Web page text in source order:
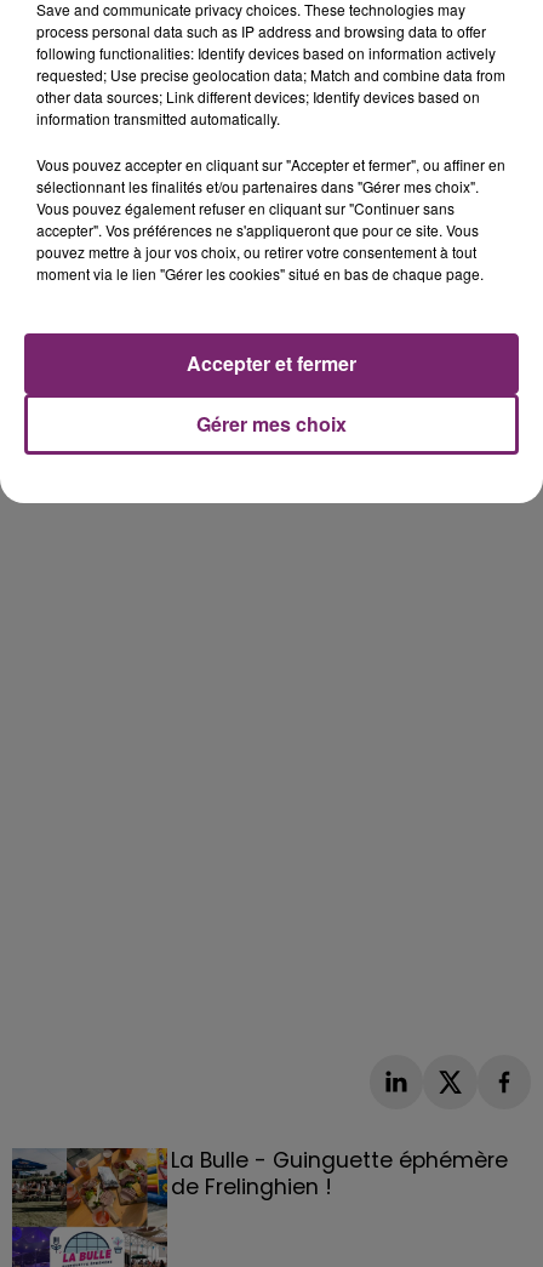
Voir cette publication sur Instagram
Vous êtes beaucoup à m’avoir demandé ce tuto . J’ai bravé
tous les dangers en allant chercher cette poupée de
qualitayyy . Et je vous donne les bases pour une frange
ðŸ˜˜ðŸ˜ bisous et bon confifi !
Une publication partagée parFrederic Birault(@cutbyfred) le 29
La Bulle - Guinguette éphémère
de Frelinghien !
Save and communicate privacy choices. These technologies may
process personal data such as IP address and browsing data to offer
following functionalities: Identify devices based on information actively
requested; Use precise geolocation data; Match and combine data from
other data sources; Link different devices; Identify devices based on
information transmitted automatically.
Vous pouvez accepter en cliquant sur "Accepter et fermer", ou affiner en
sélectionnant les finalités et/ou partenaires dans "Gérer mes choix".
Vous pouvez également refuser en cliquant sur "Continuer sans
accepter". Vos préférences ne s'appliqueront que pour ce site. Vous
pouvez mettre à jour vos choix, ou retirer votre consentement à tout
moment via le lien "Gérer les cookies" situé en bas de chaque page.
Gérer mes choix
Accepter et fermer